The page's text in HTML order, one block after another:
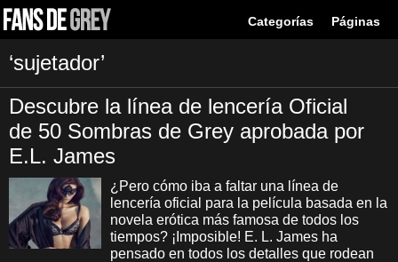
Categorías Páginas
‘sujetador’
Descubre la línea de lencería Oficial
de 50 Sombras de Grey aprobada por
E.L. James
¿Pero cómo iba a faltar una línea de
lencería oficial para la película basada en la
novela erótica más famosa de todos los
tiempos? ¡Imposible! E. L. James ha
pensado en todos los detalles que rodean